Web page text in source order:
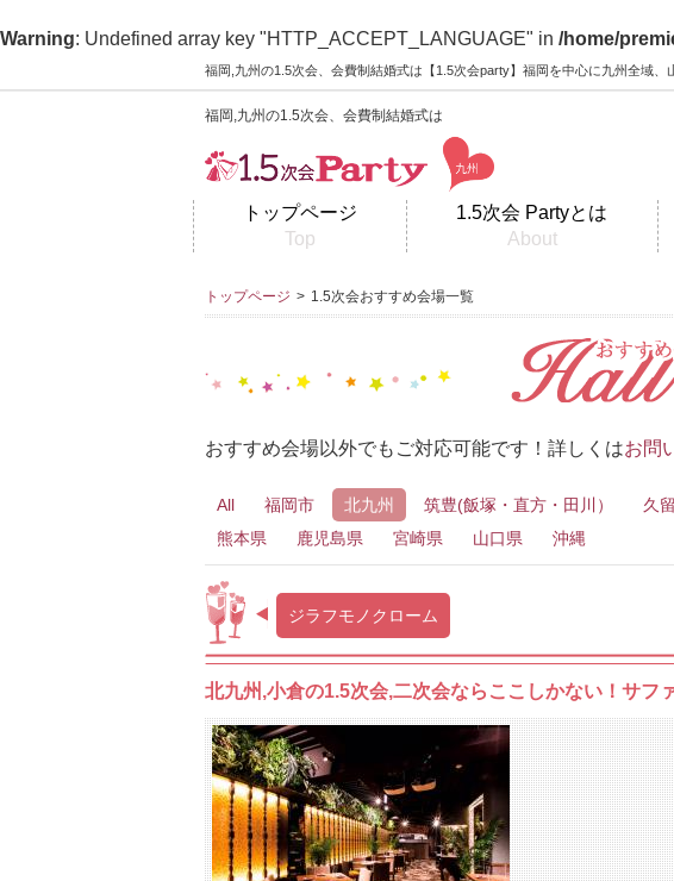
Warning: Undefined array key "HTTP_ACCEPT_LANGUAGE" in /home/
福岡,九州の1.5次会、会費制結婚式は【1.5次会party】福岡を中心に九州全域、
福岡,九州の1.5次会、会費制結婚式は
トップページ
Top
1.5次会 Partyとは
About
トップページ > 1.5次会おすすめ会場一覧
おすすめ会場以外でもご対応可能です！詳しくはお問
All 福岡市 北九州 筑豊(飯塚・直方・田川） 久
熊本県
鹿児島県 宮崎県 山口県 沖縄
ジラフモノクローム
北九州,小倉の1.5次会,二次会ならここしかない！サフ